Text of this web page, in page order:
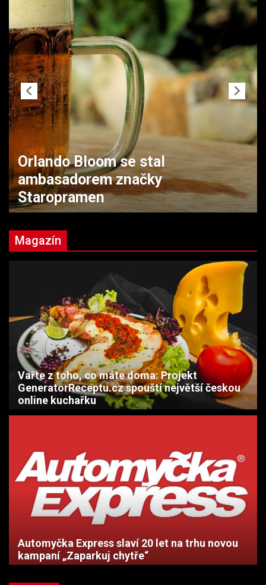
Orlando Bloom se stal
ambasadorem značky
Staropramen
Magazín
Vařte z toho, co máte doma: Projekt
GeneratorReceptu.cz spouští největší českou
online kuchařku
Automyčka Express slaví 20 let na trhu novou
kampaní „Zaparkuj chytře“